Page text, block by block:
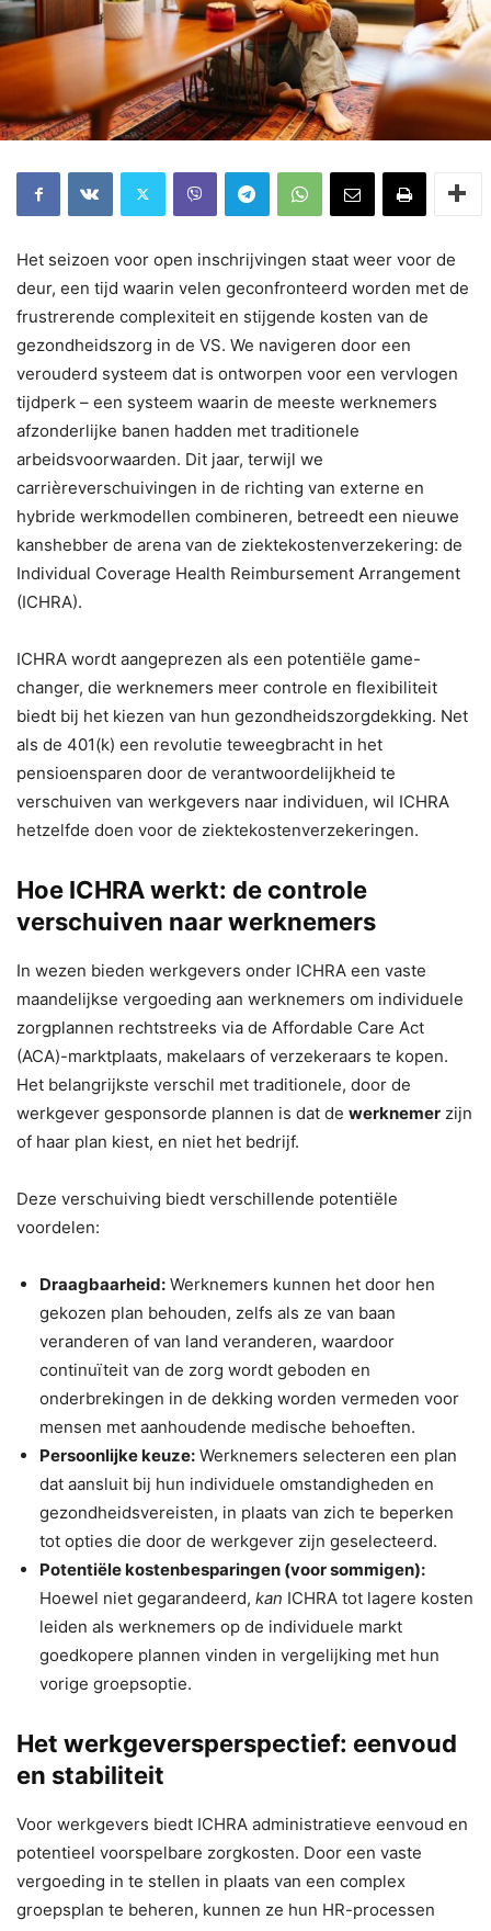
Het seizoen voor open inschrijvingen staat weer voor de
deur, een tijd waarin velen geconfronteerd worden met de
frustrerende complexiteit en stijgende kosten van de
gezondheidszorg in de VS. We navigeren door een
verouderd systeem dat is ontworpen voor een vervlogen
tijdperk – een systeem waarin de meeste werknemers
afzonderlijke banen hadden met traditionele
arbeidsvoorwaarden. Dit jaar, terwijl we
carrièreverschuivingen in de richting van externe en
hybride werkmodellen combineren, betreedt een nieuwe
kanshebber de arena van de ziektekostenverzekering: de
Individual Coverage Health Reimbursement Arrangement
(ICHRA).
ICHRA wordt aangeprezen als een potentiële game-
changer, die werknemers meer controle en flexibiliteit
biedt bij het kiezen van hun gezondheidszorgdekking. Net
als de 401(k) een revolutie teweegbracht in het
pensioensparen door de verantwoordelijkheid te
verschuiven van werkgevers naar individuen, wil ICHRA
hetzelfde doen voor de ziektekostenverzekeringen.
Hoe ICHRA werkt: de controle
verschuiven naar werknemers
In wezen bieden werkgevers onder ICHRA een vaste
maandelijkse vergoeding aan werknemers om individuele
zorgplannen rechtstreeks via de Affordable Care Act
(ACA)-marktplaats, makelaars of verzekeraars te kopen.
Het belangrijkste verschil met traditionele, door de
werkgever gesponsorde plannen is dat de werknemer zijn
of haar plan kiest, en niet het bedrijf.
Deze verschuiving biedt verschillende potentiële
voordelen:
Draagbaarheid: Werknemers kunnen het door hen
gekozen plan behouden, zelfs als ze van baan
veranderen of van land veranderen, waardoor
continuïteit van de zorg wordt geboden en
onderbrekingen in de dekking worden vermeden voor
mensen met aanhoudende medische behoeften.
Persoonlijke keuze: Werknemers selecteren een plan
dat aansluit bij hun individuele omstandigheden en
gezondheidsvereisten, in plaats van zich te beperken
tot opties die door de werkgever zijn geselecteerd.
Potentiële kostenbesparingen (voor sommigen):
Hoewel niet gegarandeerd, kan ICHRA tot lagere kosten
leiden als werknemers op de individuele markt
goedkopere plannen vinden in vergelijking met hun
vorige groepsoptie.
Het werkgeversperspectief: eenvoud
en stabiliteit
Voor werkgevers biedt ICHRA administratieve eenvoud en
potentieel voorspelbare zorgkosten. Door een vaste
vergoeding in te stellen in plaats van een complex
groepsplan te beheren, kunnen ze hun HR-processen